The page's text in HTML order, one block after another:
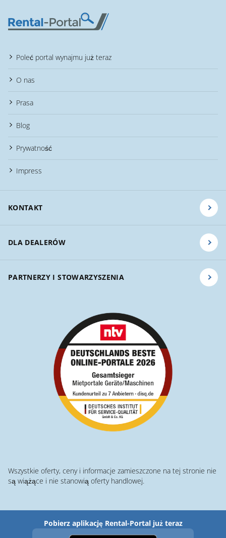
Poleć portal wynajmu już teraz
O nas
Prasa
Blog
Prywatność
Impress
KONTAKT
DLA DEALERÓW
PARTNERZY I STOWARZYSZENIA
Wszystkie oferty, ceny i informacje zamieszczone na tej stronie nie
są wiążące i nie stanowią oferty handlowej.
Pobierz aplikację Rental-Portal już teraz